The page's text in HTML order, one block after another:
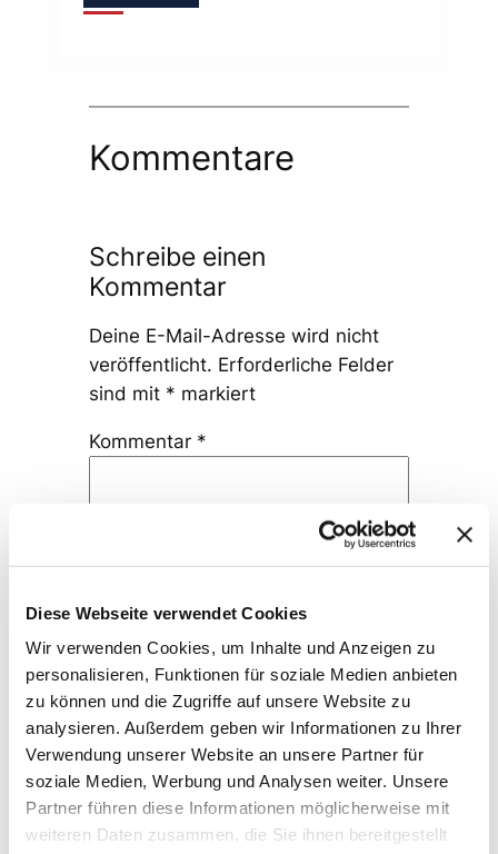
Diese Webseite verwendet Cookies
Wir verwenden Cookies, um Inhalte und Anzeigen zu
personalisieren, Funktionen für soziale Medien anbieten
zu können und die Zugriffe auf unsere Website zu
analysieren. Außerdem geben wir Informationen zu Ihrer
Verwendung unserer Website an unsere Partner für
soziale Medien, Werbung und Analysen weiter. Unsere
Partner führen diese Informationen möglicherweise mit
weiteren Daten zusammen, die Sie ihnen bereitgestellt
Kommentare
Schreibe einen
Kommentar
Deine E-Mail-Adresse wird nicht
veröffentlicht. Erforderliche Felder
sind mit * markiert
Kommentar *
E-Mail-Adresse *
Website